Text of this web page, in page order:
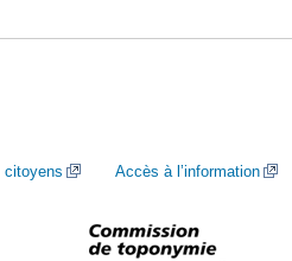
citoyens Accès à l’information